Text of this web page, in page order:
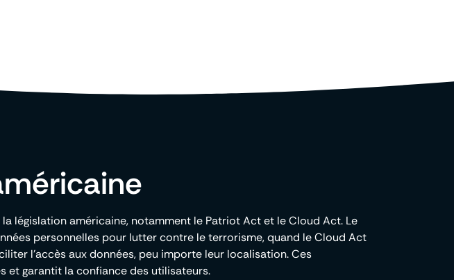
législation américaine, notamment le Patriot Act et le Cloud Act. Le
personnelles pour lutter contre le terrorisme, quand le Cloud Act
l’accès aux données, peu importe leur localisation. Ces
et garantit la confiance des utilisateurs.